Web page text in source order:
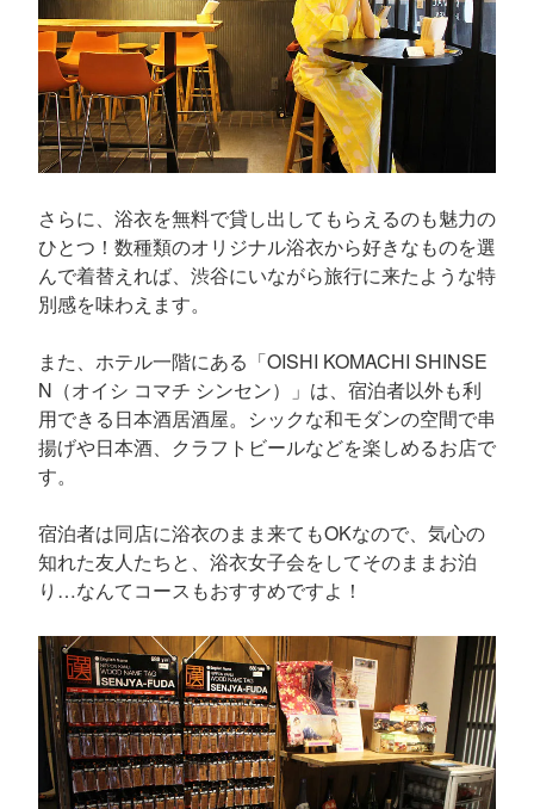
さらに、浴衣を無料で貸し出してもらえるのも魅力の
ひとつ！数種類のオリジナル浴衣から好きなものを選
んで着替えれば、渋谷にいながら旅行に来たような特
別感を味わえます。
また、ホテル一階にある「OISHI KOMACHI SHINSE
N（オイシ コマチ シンセン）」は、宿泊者以外も利
用できる日本酒居酒屋。シックな和モダンの空間で串
揚げや日本酒、クラフトビールなどを楽しめるお店で
す。
宿泊者は同店に浴衣のまま来てもOKなので、気心の
知れた友人たちと、浴衣女子会をしてそのままお泊
り…なんてコースもおすすめですよ！